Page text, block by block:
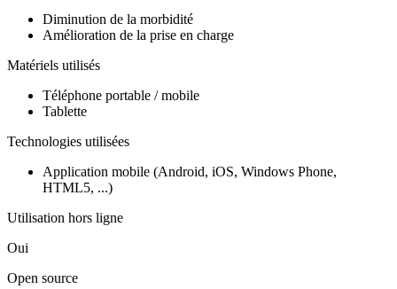
Diminution de la morbidité
Amélioration de la prise en charge
Matériels utilisés
Téléphone portable / mobile
Tablette
Technologies utilisées
Application mobile (Android, iOS, Windows Phone,
HTML5, ...)
Utilisation hors ligne
Oui
Open source